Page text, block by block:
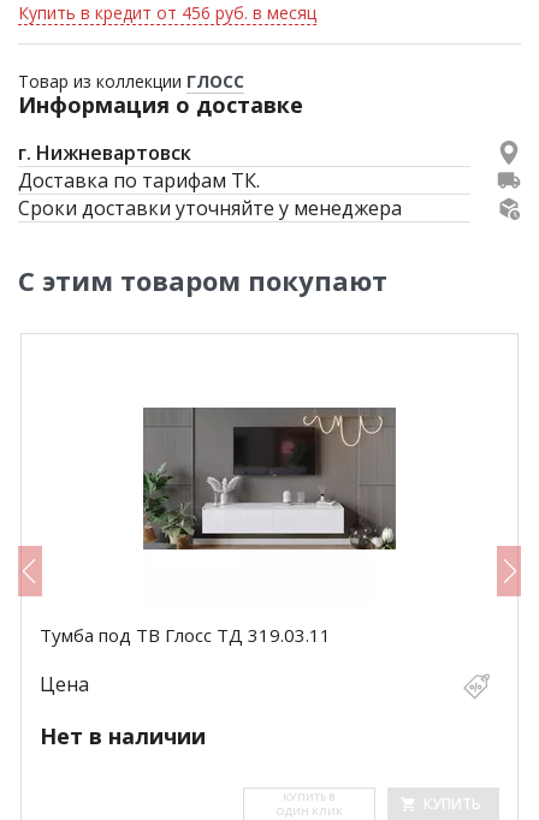
Купить в кредит от 456 руб. в месяц
Товар из коллекции ГЛОСС
Информация о доставке
г. Нижневартовск
Доставка по тарифам ТК.
Сроки доставки уточняйте у менеджера
С этим товаром покупают
Тумба под ТВ Глосс ТД 319.03.11
Цена
Нет в наличии
КУ­ПИТЬ В
ОДИН КЛИК
КУПИТЬ